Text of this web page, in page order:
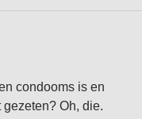
condooms is en
Oh, die.